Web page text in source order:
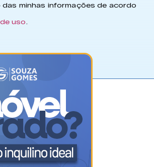
minhas informações de acordo
uso